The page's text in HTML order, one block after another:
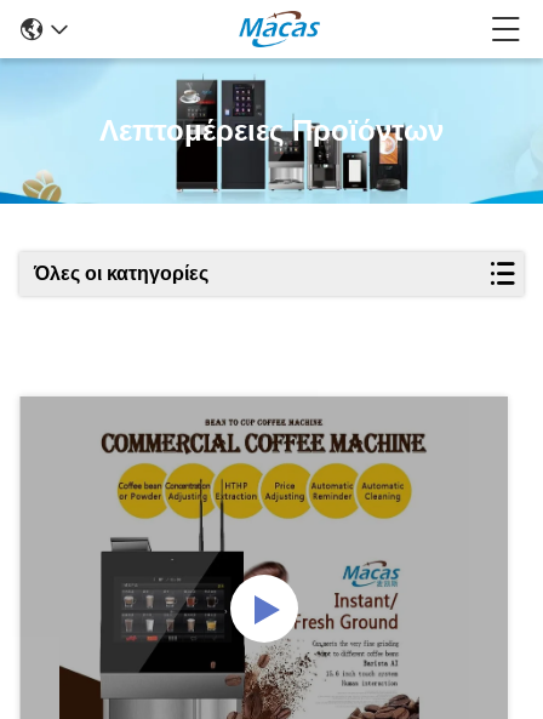
Λεπτομέρειες Προϊόντων
Όλες οι κατηγορίες